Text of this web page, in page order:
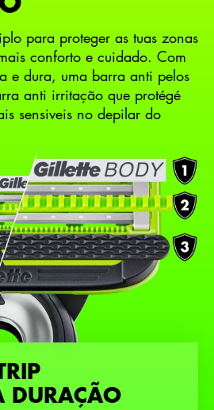
para proteger as tuas zonas
conforto e cuidado. Com
e dura, uma barra anti pelos
anti irritação que protégé
sensiveis no depilar do
DURAÇÃO